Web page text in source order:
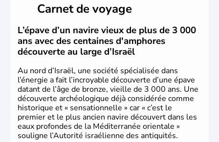
vrai essor économique dans le domaine des nouvelles
Carnet de voyage
L’épave d’un navire vieux de plus de 3 000
ans avec des centaines d'amphores
découverte au large d’Israël
Au nord d’Israël, une société spécialisée dans
l’énergie a fait l’incroyable découverte d’une épave
datant de l’âge de bronze, vieille de 3 000 ans. Une
découverte archéologique déjà considérée comme
historique et « sensationnelle » car « c’est le
premier et le plus ancien navire découvert dans les
eaux profondes de la Méditerranée orientale »
souligne l’Autorité israélienne des antiquités.